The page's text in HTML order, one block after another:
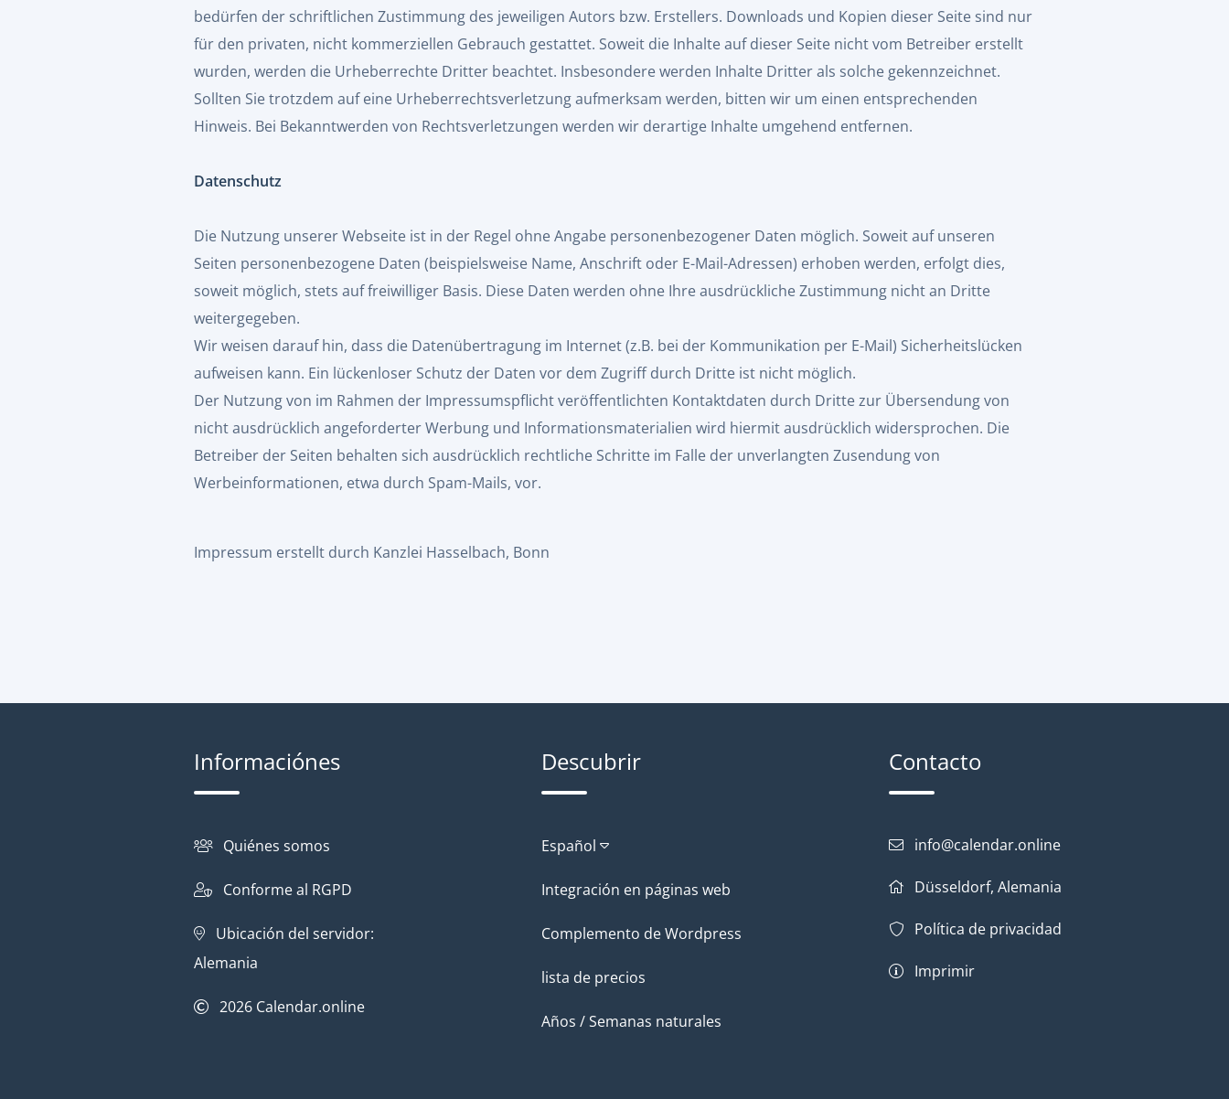
bedürfen der schriftlichen Zustimmung des jeweiligen Autors bzw. Erstellers. Downloads und Kopien dieser Seite sind nur
für den privaten, nicht kommerziellen Gebrauch gestattet. Soweit die Inhalte auf dieser Seite nicht vom Betreiber erstellt
wurden, werden die Urheberrechte Dritter beachtet. Insbesondere werden Inhalte Dritter als solche gekennzeichnet.
Sollten Sie trotzdem auf eine Urheberrechtsverletzung aufmerksam werden, bitten wir um einen entsprechenden
Hinweis. Bei Bekanntwerden von Rechtsverletzungen werden wir derartige Inhalte umgehend entfernen.
Datenschutz
Die Nutzung unserer Webseite ist in der Regel ohne Angabe personenbezogener Daten möglich. Soweit auf unseren
Seiten personenbezogene Daten (beispielsweise Name, Anschrift oder E-Mail-Adressen) erhoben werden, erfolgt dies,
soweit möglich, stets auf freiwilliger Basis. Diese Daten werden ohne Ihre ausdrückliche Zustimmung nicht an Dritte
weitergegeben.
Wir weisen darauf hin, dass die Datenübertragung im Internet (z.B. bei der Kommunikation per E-Mail) Sicherheitslücken
aufweisen kann. Ein lückenloser Schutz der Daten vor dem Zugriff durch Dritte ist nicht möglich.
Der Nutzung von im Rahmen der Impressumspflicht veröffentlichten Kontaktdaten durch Dritte zur Übersendung von
nicht ausdrücklich angeforderter Werbung und Informationsmaterialien wird hiermit ausdrücklich widersprochen. Die
Betreiber der Seiten behalten sich ausdrücklich rechtliche Schritte im Falle der unverlangten Zusendung von
Werbeinformationen, etwa durch Spam-Mails, vor.
Impressum erstellt durch Kanzlei Hasselbach, Bonn
Informaciónes
Quiénes somos
Conforme al RGPD
Ubicación del servidor:
Alemania
2026 Calendar.online
Descubrir
Español
Integración en páginas web
Complemento de Wordpress
lista de precios
Años / Semanas naturales
Contacto
info@calendar.online
Düsseldorf, Alemania
Política de privacidad
Imprimir